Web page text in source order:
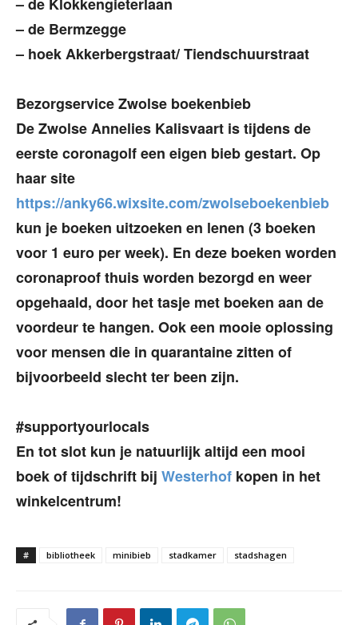
– de Bermzegge
– hoek Akkerbergstraat/ Tiendschuurstraat
Bezorgservice Zwolse boekenbieb
De Zwolse Annelies Kalisvaart is tijdens de
eerste coronagolf een eigen bieb gestart. Op
haar site
https://anky66.wixsite.com/zwolseboekenbieb
kun je boeken uitzoeken en lenen (3 boeken
voor 1 euro per week). En deze boeken worden
coronaproof thuis worden bezorgd en weer
opgehaald, door het tasje met boeken aan de
voordeur te hangen. Ook een mooie oplossing
voor mensen die in quarantaine zitten of
bijvoorbeeld slecht ter been zijn.
#supportyourlocals
En tot slot kun je natuurlijk altijd een mooi
boek of tijdschrift bij Westerhof kopen in het
winkelcentrum!
# bibliotheek minibieb stadkamer stadshagen